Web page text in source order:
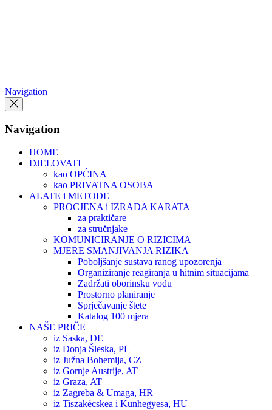
Navigation
Navigation
HOME
DJELOVATI
kao OPĆINA
kao PRIVATNA OSOBA
ALATE i METODE
PROCJENA i IZRADA KARATA
za praktičare
za stručnjake
KOMUNICIRANJE O RIZICIMA
MJERE SMANJIVANJA RIZIKA
Poboljšanje sustava ranog upozorenja
Organiziranje reagiranja u hitnim situacijama
Zadržati oborinsku vodu
Prostorno planiranje
Sprječavanje štete
Katalog 100 mjera
NAŠE PRIČE
iz Saska, DE
iz Donja Šleska, PL
iz Južna Bohemija, CZ
iz Gornje Austrije, AT
iz Graza, AT
iz Zagreba & Umaga, HR
iz Tiszakécskea i Kunhegyesa, HU